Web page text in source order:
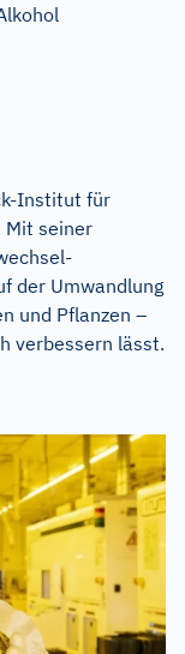
Institut für
Mit seiner
der Umwandlung
und Pflanzen –
verbessern lässt.